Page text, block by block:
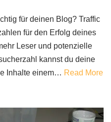
für deinen Blog? Traffic
für den Erfolg deines
Leser und potenzielle
kannst du deine
Inhalte einem… Read More